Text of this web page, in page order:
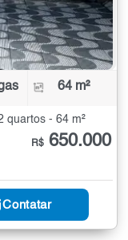
64 m²
quartos - 64 m²
R$ 650.000
Contatar